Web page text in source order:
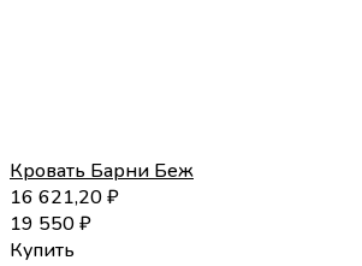
Кровать Барни Беж
16 621,20₽
19 550₽
Купить